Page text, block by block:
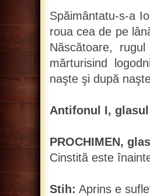
Spăimântatu-s-a
roua cea de pe
Născătoare,
mărturisind
naşte şi după
Antifonul I,
PROCHIMEN,
Cinstită este
Stih: Aprins e